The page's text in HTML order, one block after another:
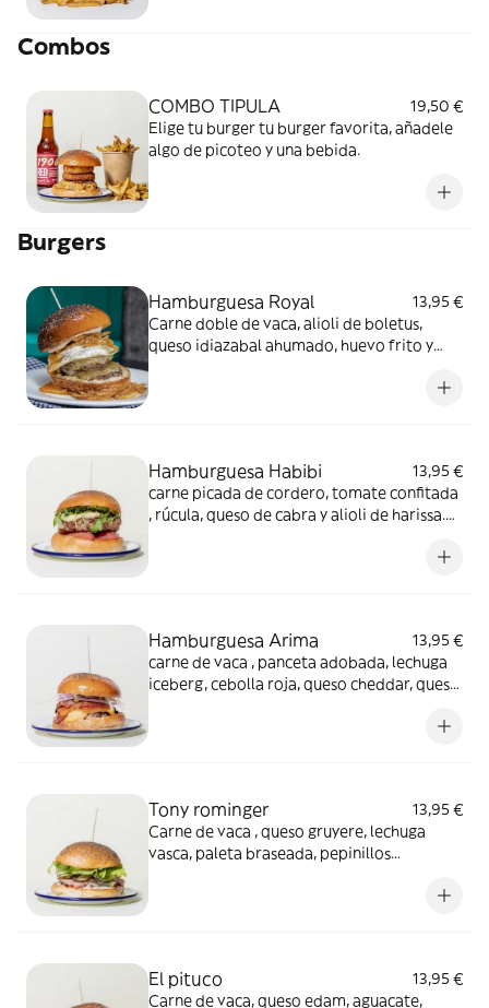
Combos
COMBO TIPULA
19,50 €
Elige tu burger tu burger favorita, añadele
algo de picoteo y una bebida.
Burgers
Hamburguesa Royal
13,95 €
Carne doble de vaca, alioli de boletus,
queso idiazabal ahumado, huevo frito y
Hamburguesa Habibi
13,95 €
carne picada de cordero, tomate confitada
, rúcula, queso de cabra y alioli de harissa.
Hamburguesa Arima
13,95 €
carne de vaca , panceta adobada, lechuga
iceberg, cebolla roja, queso cheddar, queso
Tony rominger
13,95 €
Carne de vaca , queso gruyere, lechuga
vasca, paleta braseada, pepinillos
El pituco
13,95 €
Carne de vaca, queso edam, aguacate,